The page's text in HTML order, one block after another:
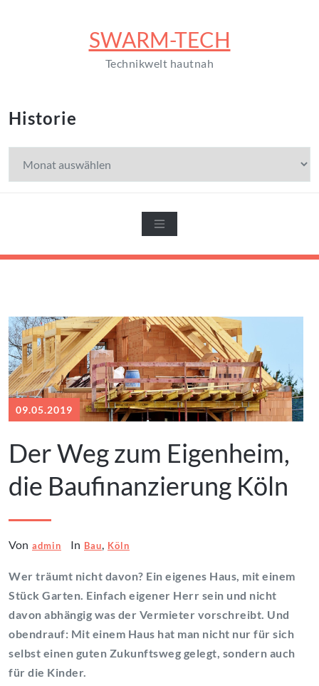
SWARM-TECH
Technikwelt hautnah
Historie
09.05.2019
Der Weg zum Eigenheim,
die Baufinanzierung Köln
Von admin In Bau, Köln
Wer träumt nicht davon? Ein eigenes Haus, mit einem
Stück Garten. Einfach eigener Herr sein und nicht
davon abhängig was der Vermieter vorschreibt. Und
obendrauf: Mit einem Haus hat man nicht nur für sich
selbst einen guten Zukunftsweg gelegt, sondern auch
für die Kinder.